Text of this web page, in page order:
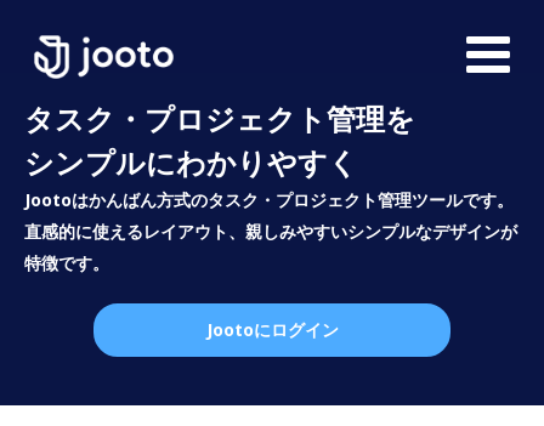
タスク・プロジェクト管理を
シンプルにわかりやすく
Jootoはかんばん方式のタスク・プロジェクト管理ツールです。
直感的に使えるレイアウト、親しみやすいシンプルなデザインが
特徴です。
Jootoにログイン